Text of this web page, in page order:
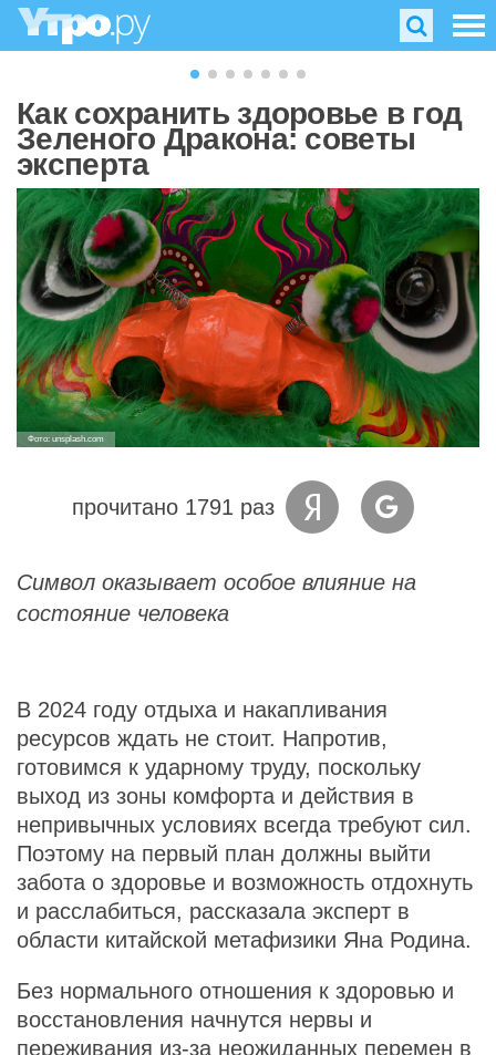
Как сохранить здоровье в год
Зеленого Дракона: советы
эксперта
Фото: unsplash.com
прочитано 1791 раз
Символ оказывает особое влияние на
состояние человека
В 2024 году отдыха и накапливания
ресурсов ждать не стоит. Напротив,
готовимся к ударному труду, поскольку
выход из зоны комфорта и действия в
непривычных условиях всегда требуют сил.
Поэтому на первый план должны выйти
забота о здоровье и возможность отдохнуть
и расслабиться, рассказала эксперт в
области китайской метафизики Яна Родина.
Без нормального отношения к здоровью и
восстановления начнутся нервы и
переживания из-за неожиданных перемен в